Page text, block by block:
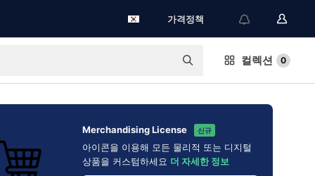
가격정책
컬렉션 0
Merchandising License 신규
아이콘을 이용해 모든 물리적 또는 디지털
상품을 커스텀하세요 더 자세한 정보